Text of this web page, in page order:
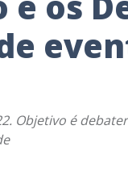
Objetivo é